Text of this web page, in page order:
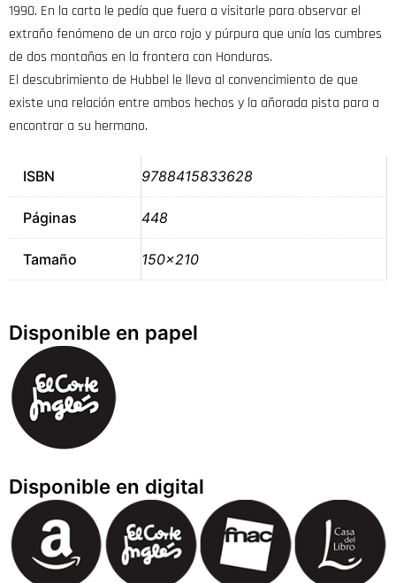
1990. En la carta le pedía que fuera a visitarle para observar el
extraño fenómeno de un arco rojo y púrpura que unía las cumbres
de dos montañas en la frontera con Honduras.
El descubrimiento de Hubbel le lleva al convencimiento de que
existe una relación entre ambos hechos y la añorada pista para a
encontrar a su hermano.
ISBN 9788415833628
Páginas 448
Tamaño 150×210
Disponible en papel
Disponible en digital